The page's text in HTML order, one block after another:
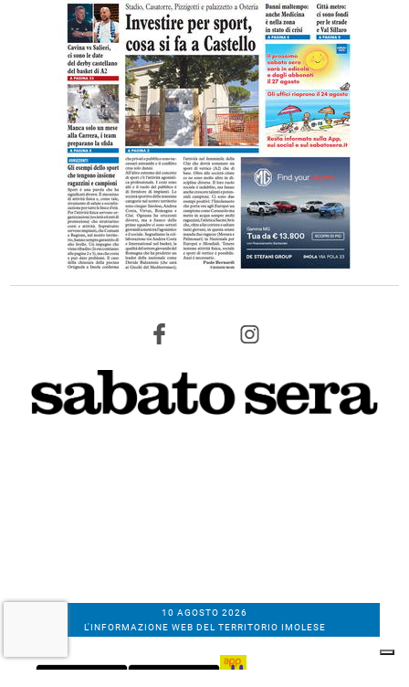
10 AGOSTO 2026
L'INFORMAZIONE WEB DEL TERRITORIO IMOLESE